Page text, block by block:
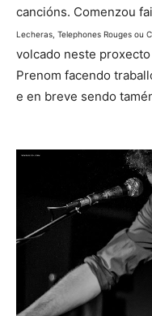
cancións. Comenzou
Lecheras, Telephones Rouges ou
volcado neste
Prenom facendo
e en breve sendo